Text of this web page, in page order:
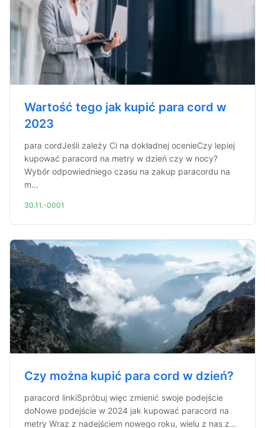
Wartość tego jak kupić para cord w
2023
para cordJeśli zależy Ci na dokładnej ocenieCzy lepiej
kupować paracord na metry w dzień czy w nocy?
Wybór odpowiedniego czasu na zakup paracordu na
m...
30.11.-0001
Czy można kupić para cord w dzień?
paracord linkiSpróbuj więc zmienić swoje podejście
doNowe podejście w 2024 jak kupować paracord na
metry Wraz z nadejściem nowego roku, wielu z nas z...